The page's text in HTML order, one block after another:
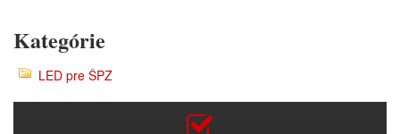
Kategórie
LED pre ŠPZ